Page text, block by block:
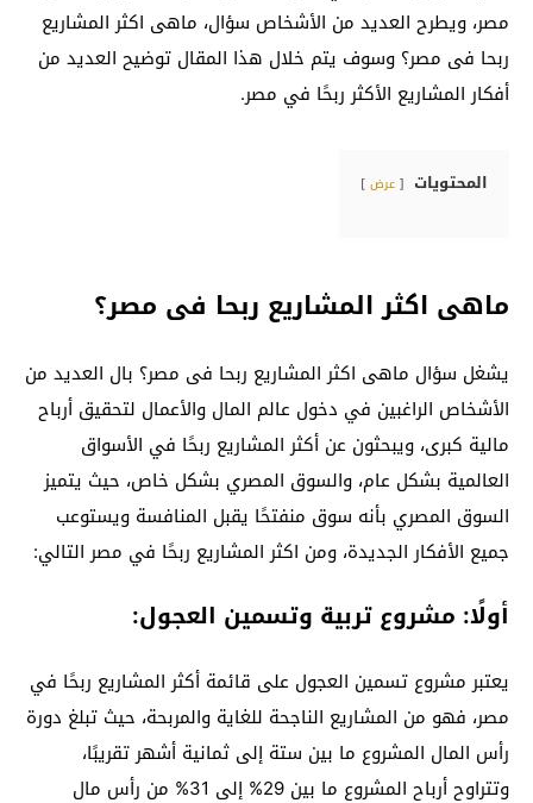
مصر، ويطرح العديد من الأشخاص سؤال، ماهى اكثر المشاريع
ربحا فى مصر؟ وسوف يتم خلال هذا المقال توضيح العديد من
أفكار المشاريع الأكثر ربحًا في مصر.
المحتويات عرض
ماهى اكثر المشاريع ربحا فى مصر؟
يشغل سؤال ماهى اكثر المشاريع ربحا فى مصر؟ بال العديد من
الأشخاص الراغبين في دخول عالم المال والأعمال لتحقيق أرباح
مالية كبرى، ويبحثون عن أكثر المشاريع ربحًا في الأسواق
العالمية بشكل عام، والسوق المصري بشكل خاص، حيث يتميز
السوق المصري بأنه سوق منفتحًا يقبل المنافسة ويستوعب
جميع الأفكار الجديدة، ومن اكثر المشاريع ربحًا في مصر التالي:
أولًا: مشروع تربية وتسمين العجول:
يعتبر مشروع تسمين العجول على قائمة أكثر المشاريع ربحًا في
مصر، فهو من المشاريع الناجحة للغاية والمربحة، حيث تبلغ دورة
رأس المال المشروع ما بين ستة إلى ثمانية أشهر تقريبًا،
وتتراوح أرباح المشروع ما بين 29% إلى 31% من رأس مال